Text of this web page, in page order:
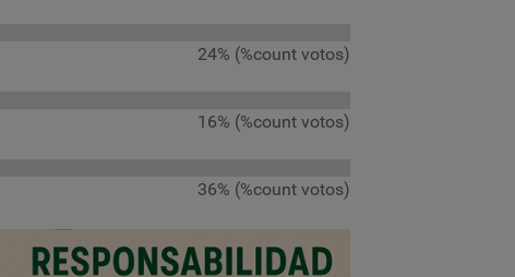
24% (%count votos)
16% (%count votos)
36% (%count votos)